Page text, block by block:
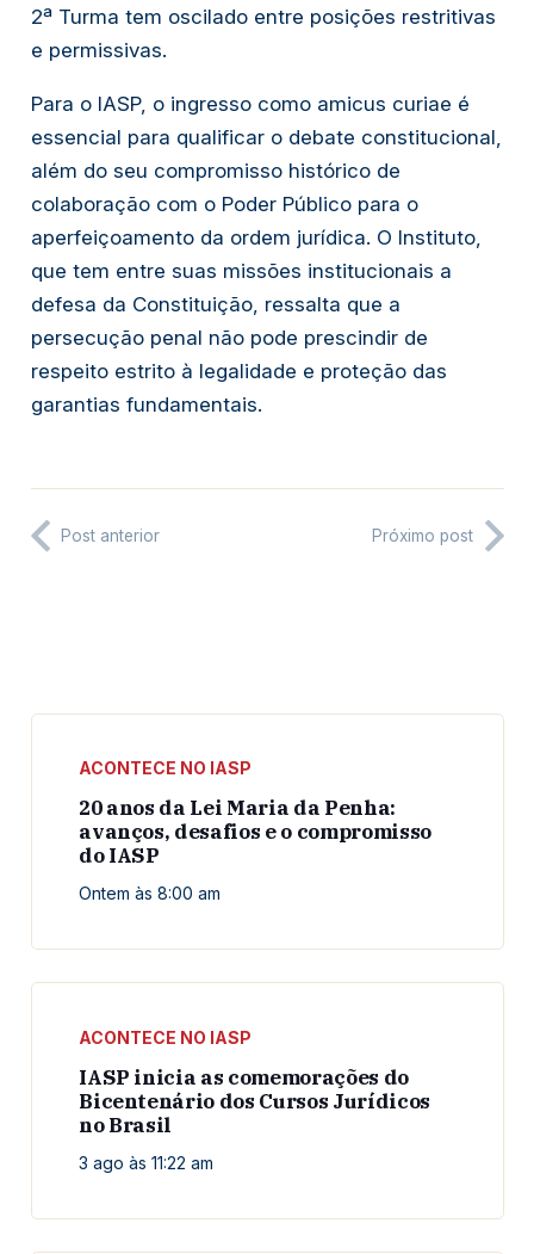
2ª Turma tem oscilado entre posições restritivas
e permissivas.
Para o IASP, o ingresso como amicus curiae é
essencial para qualificar o debate constitucional,
além do seu compromisso histórico de
colaboração com o Poder Público para o
aperfeiçoamento da ordem jurídica. O Instituto,
que tem entre suas missões institucionais a
defesa da Constituição, ressalta que a
persecução penal não pode prescindir de
respeito estrito à legalidade e proteção das
garantias fundamentais.
Post anterior Próximo post
ACONTECE NO IASP
20 anos da Lei Maria da Penha:
avanços, desafios e o compromisso
do IASP
Ontem às 8:00 am
ACONTECE NO IASP
IASP inicia as comemorações do
Bicentenário dos Cursos Jurídicos
no Brasil
3 ago às 11:22 am